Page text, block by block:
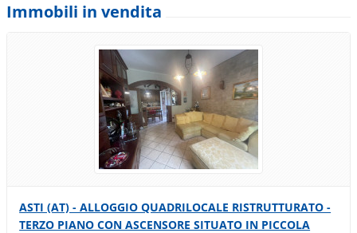
Immobili in vendita
ASTI (AT) - ALLOGGIO QUADRILOCALE RISTRUTTURATO -
TERZO PIANO CON ASCENSORE SITUATO IN PICCOLA